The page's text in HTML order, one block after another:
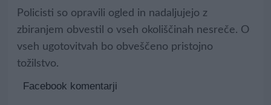
Policisti so opravili ogled in nadaljujejo z
zbiranjem obvestil o vseh okoliščinah nesreče. O
vseh ugotovitvah bo obveščeno pristojno
tožilstvo.
Facebook komentarji